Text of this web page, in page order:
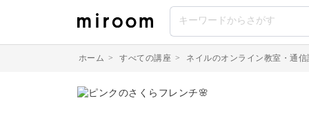
ホーム > すべての講座 > ネイルのオンライン教室・通信